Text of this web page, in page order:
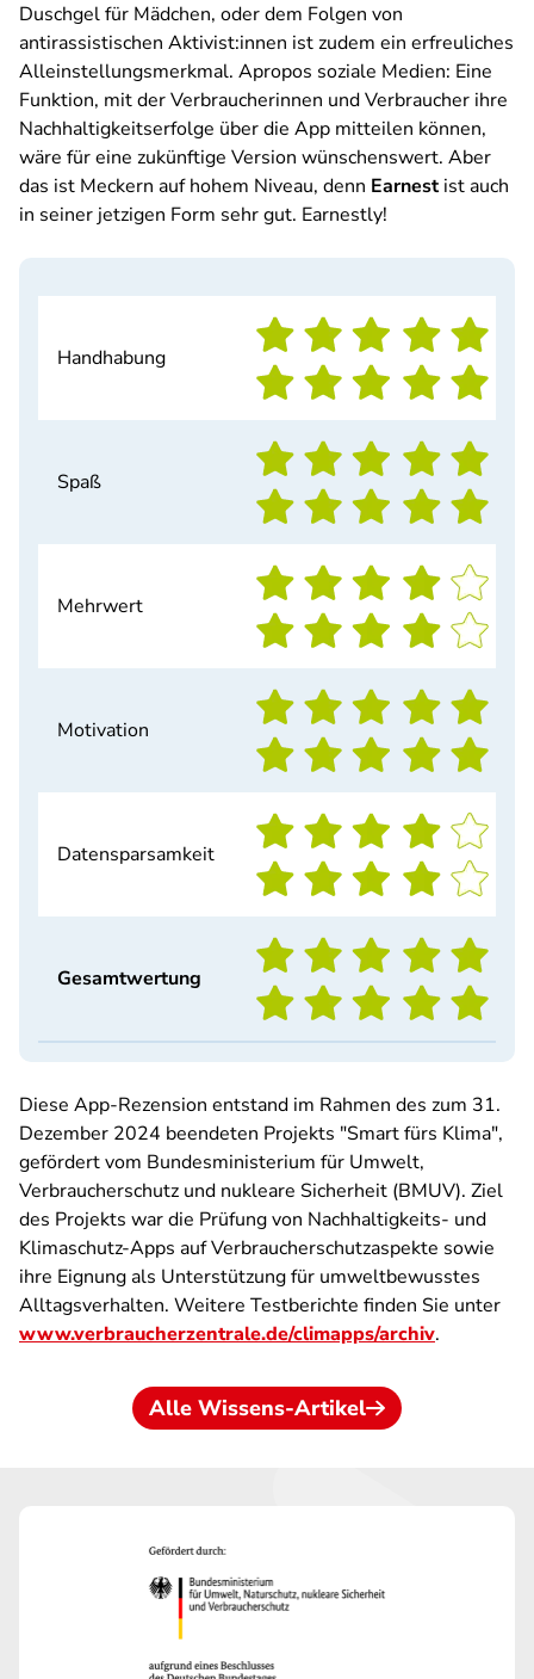
Duschgel für Mädchen, oder dem Folgen von
antirassistischen Aktivist:innen ist zudem ein erfreuliches
Alleinstellungsmerkmal. Apropos soziale Medien: Eine
Funktion, mit der Verbraucherinnen und Verbraucher ihre
Nachhaltigkeitserfolge über die App mitteilen können,
wäre für eine zukünftige Version wünschenswert. Aber
das ist Meckern auf hohem Niveau, denn Earnestist auch
in seiner jetzigen Form sehr gut. Earnestly!
Handhabung
Spaß
Mehrwert
Motivation
Datensparsamkeit
Gesamtwertung
Diese App-Rezension entstand im Rahmen des zum 31.
Dezember 2024 beendeten Projekts "Smart fürs Klima",
gefördert vom Bundesministerium für Umwelt,
Verbraucherschutz und nukleare Sicherheit (BMUV). Ziel
des Projekts war die Prüfung von Nachhaltigkeits- und
Klimaschutz-Apps auf Verbraucherschutzaspekte sowie
ihre Eignung als Unterstützung für umweltbewusstes
Alltagsverhalten. Weitere Testberichte finden Sie unter
www.verbraucherzentrale.de/climapps/archiv.
Alle Wissens-Artikel